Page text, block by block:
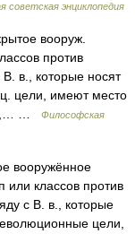
советская энциклопедия
вооруж.
против
в., которые носят
цели, имеют место
…
Философская
или классов против
с В. в., которые
цели,